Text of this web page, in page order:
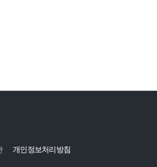
개인정보처리방침